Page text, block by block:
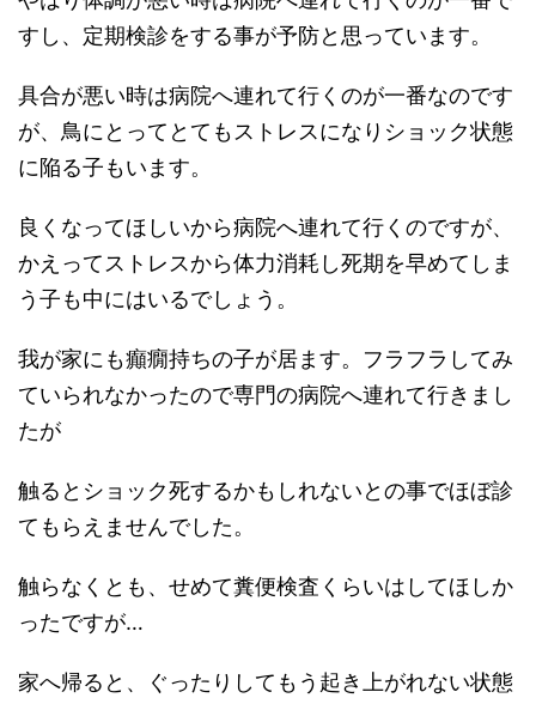
すし、定期検診をする事が予防と思っています。
具合が悪い時は病院へ連れて行くのが一番なのです
が、鳥にとってとてもストレスになりショック状態
に陥る子もいます。
良くなってほしいから病院へ連れて行くのですが、
かえってストレスから体力消耗し死期を早めてしま
う子も中にはいるでしょう。
我が家にも癲癇持ちの子が居ます。フラフラしてみ
ていられなかったので専門の病院へ連れて行きまし
たが
触るとショック死するかもしれないとの事でほぼ診
てもらえませんでした。
触らなくとも、せめて糞便検査くらいはしてほしか
ったですが…
家へ帰ると、ぐったりしてもう起き上がれない状態